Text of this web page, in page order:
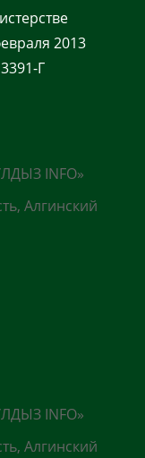
2013
Г
INFO»
Алгинский
INFO»
Алгинский